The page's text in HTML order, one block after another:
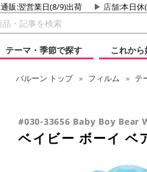
通販:翌営業日(8/9)出荷 店舗:本日休
テーマ・季節で探す
これから
バルーン トップ フィルム テ
#030-33656 Baby Boy Bear
ベイビー ボーイ ベ